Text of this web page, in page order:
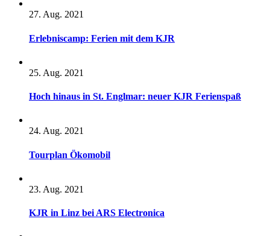
27. Aug. 2021
Erlebniscamp: Ferien mit dem KJR
25. Aug. 2021
Hoch hinaus in St. Englmar: neuer KJR Ferienspaß
24. Aug. 2021
Tourplan Ökomobil
23. Aug. 2021
KJR in Linz bei ARS Electronica